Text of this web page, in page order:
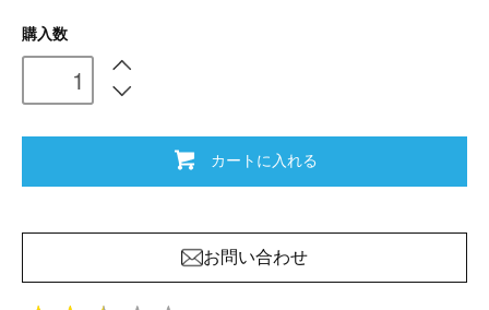
購入数
カートに入れる
お問い合わせ